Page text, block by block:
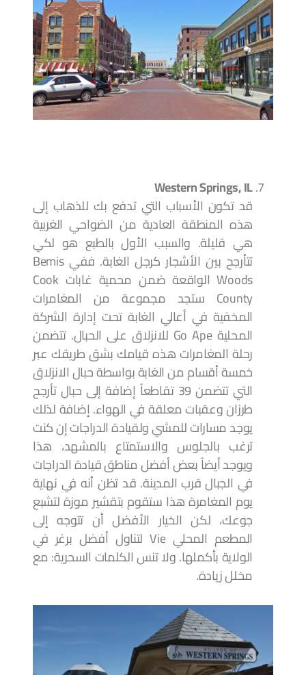
Western Springs, IL
قد تكون الأسباب التي تدفع بك للذهاب إلى
هذه المنطقة العادية من الضواحي الغربية
هي قليلة. والسبب الأول بالطبع هو لكي
تتأرجح بين الأشجار كرجل الغابة. ففي Bemis
Woods الواقعة ضمن محمية غابات Cook
County ستجد مجموعة من المغامرات
المخفية في أعالي الغابة تحت إدارة الشركة
المحلية Go Ape للانزلاق على الحبال. تتضمن
رحلة المغامرات هذه قيامك بشق طريقك عبر
خمسة أقسام من الغابة بواسطة حبال الانزلاق
التي تتضمن 39 تقاطعاً إضافة إلى حبال تأرجح
طرزان وعقبات معلقة في الهواء. إضافة لذلك
يوجد مسارات للمشي ولقيادة الدراجات إن كنت
ترغب بالجلوس والاستمتاع بالمشهد، هذا
ويوجد أيضاً بعض أفضل مناطق قيادة الدراجات
في الجبال قرب المدينة. قد تظن أنه في نهاية
يوم المغامرة هذا ستقوم بتقشير موزة لتشبع
جوعك، لكن الخيار الأفضل أن تتوجه إلى
المطعم المحلي Vie لتناول أفضل برغر في
الولاية بأكملها. ولا تنس الكلمات السحرية: مع
مخلل زيادة.